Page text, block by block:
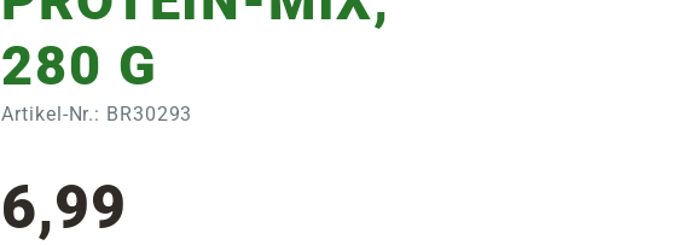
280 G
Artikel-Nr.: BR30293
6,99